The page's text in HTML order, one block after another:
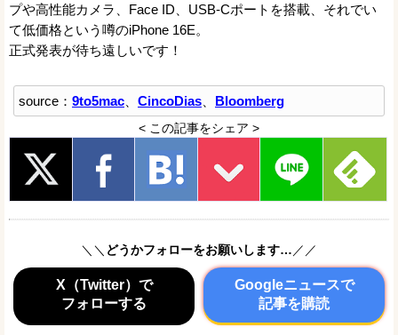
プや高性能カメラ、Face ID、USB-Cポートを搭載、それでい
て低価格という噂のiPhone 16E。
正式発表が待ち遠しいです！
source： 9to5mac、 CincoDias、 Bloomberg
< この記事をシェア >
＼＼ どうかフォローをお願いします… ／／
X（Twitter）で
フォローする
Googleニュースで
記事を購読